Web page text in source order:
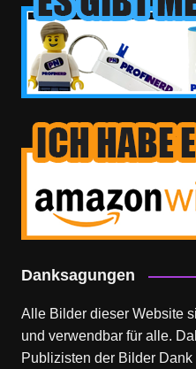
Danksagungen
Alle Bilder dieser Website
und verwendbar für alle.
Publizisten der Bilder Dank